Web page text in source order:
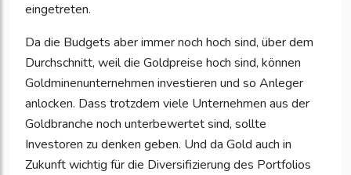
eingetreten.
Da die Budgets aber immer noch hoch sind, über dem
Durchschnitt, weil die Goldpreise hoch sind, können
Goldminenunternehmen investieren und so Anleger
anlocken. Dass trotzdem viele Unternehmen aus der
Goldbranche noch unterbewertet sind, sollte
Investoren zu denken geben. Und da Gold auch in
Zukunft wichtig für die Diversifizierung des Portfolios